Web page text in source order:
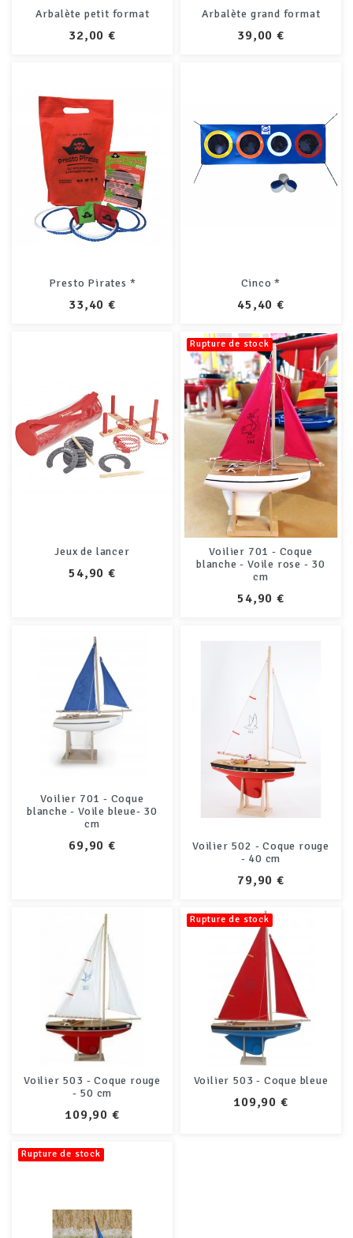
Arbalète petit format
PRIX
32,00 €
Arbalète grand format
PRIX
39,00 €
Presto Pirates *
PRIX
33,40 €
Cinco *
PRIX
45,40 €
Jeux de lancer
PRIX
54,90 €
Rupture de stock
Voilier 701 - Coque
blanche - Voile rose - 30
cm
PRIX
54,90 €
Voilier 701 - Coque
blanche - Voile bleue- 30
cm
PRIX
69,90 €
Voilier 502 - Coque rouge
- 40 cm
PRIX
79,90 €
Voilier 503 - Coque rouge
- 50 cm
PRIX
109,90 €
Rupture de stock
Voilier 503 - Coque bleue
PRIX
109,90 €
Rupture de stock